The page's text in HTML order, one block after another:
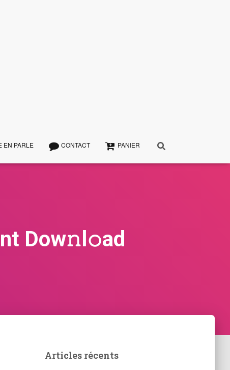
EN PARLE CONTACT PANIER
Dow𝚗l𝚘ad
Articles récents